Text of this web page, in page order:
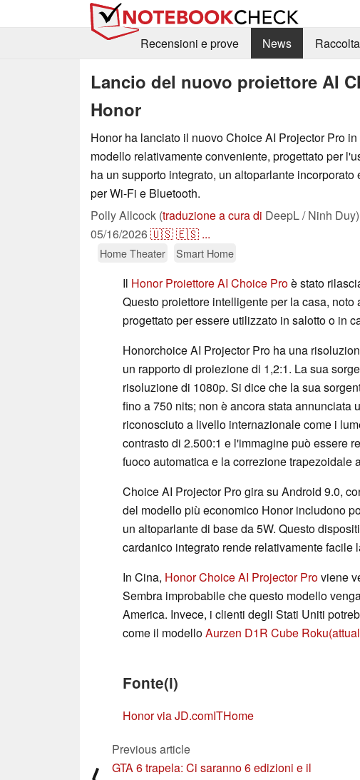
Recensioni e prove
News
Lancio del nuovo proiettore AI
Honor
Honor ha lanciato il nuovo Choice AI Projector Pro in
modello relativamente conveniente, progettato per
ha un supporto integrato, un altoparlante incorporato
per Wi-Fi e Bluetooth.
Polly Allcock (traduzione a cura di DeepL / Ninh
05/16/2026🇺🇸🇪🇸 ...
Home Theater Smart Home
Il Honor Proiettore AI Choice Proè stato
Questo proiettore intelligente per la casa,
progettato per essere utilizzato in salotto o in
Honorchoice AI Projector Pro ha una
un rapporto di proiezione di 1,2:1. La sua
risoluzione di 1080p. Si dice che la sua
fino a 750 nits; non è ancora stata annunciata
riconosciuto a livello internazionale come i
contrasto di 2.500:1 e l'immagine può essere
fuoco automatica e la correzione trapezoidale
Choice AI Projector Pro gira su Android 9.0,
del modello più economico Honor includono
un altoparlante di base da 5W. Questo
cardanico integrato rende relativamente
In Cina, Honor Choice AI Projector Proviene
Sembra improbabile che questo modello
America. Invece, i clienti degli Stati Uniti
come il modelloAurzen D1R Cube Roku
Fonte(i)
Honor via JD.comITHome
Previous article
GTA 6 trapela: Ci saranno 6 edizioni e il